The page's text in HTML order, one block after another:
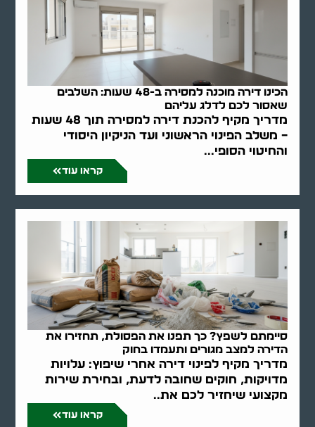
הכינו דירה מוכנה למסירה ב-48 שעות: השלבים
שאסור לכם לדלג עליהם
מדריך מקיף להכנת דירה למסירה תוך 48 שעות
– משלב הפינוי הראשוני ועד הניקיון היסודי
והחיטוי הסופי...
קראו עוד
סיימתם לשפץ? כך תפנו את הפסולת, תחזירו את
הדירה למצב מגורים ותעמדו בחוק
מדריך מקיף לפינוי דירה אחרי שיפוץ: עלויות
מדויקות, חוקים שחובה לדעת, ובחירת שירות
מקצועי שיחזיר לכם את..
קראו עוד